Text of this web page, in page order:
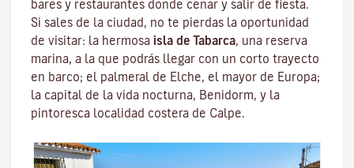
bares y restaurantes donde cenar y salir de fiesta.
Si sales de la ciudad, no te pierdas la oportunidad
de visitar: la hermosa isla de Tabarca, una reserva
marina, a la que podrás llegar con un corto trayecto
en barco; el palmeral de Elche, el mayor de Europa;
la capital de la vida nocturna, Benidorm, y la
pintoresca localidad costera de Calpe.